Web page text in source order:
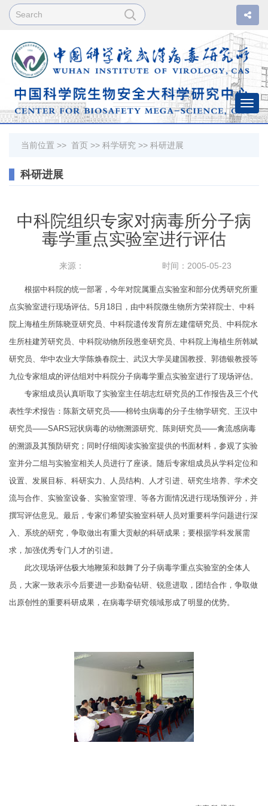
当前位置 >> 首页 >> 科学研究 >> 科研进展
科研进展
中科院组织专家对病毒所分子病
毒学重点实验室进行评估
来源： 时间：2005-05-23
根据中科院的统一部署，今年对院属重点实验室和部分优秀研究所重
点实验室进行现场评估。5月18日，由中科院微生物所方荣祥院士、中科
院上海植生所陈晓亚研究员、中科院遗传发育所左建儒研究员、中科院水
生所桂建芳研究员、中科院动物所段恩奎研究员、中科院上海植生所韩斌
研究员、华中农业大学陈焕春院士、武汉大学吴建国教授、郭德银教授等
九位专家组成的评估组对中科院分子病毒学重点实验室进行了现场评估。
专家组成员认真听取了实验室主任胡志红研究员的工作报告及三个代
表性学术报告：陈新文研究员——棉铃虫病毒的分子生物学研究、王汉中
研究员——SARS冠状病毒的动物溯源研究、陈则研究员——禽流感病毒
的溯源及其预防研究；同时仔细阅读实验室提供的书面材料，参观了实验
室并分二组与实验室相关人员进行了座谈。随后专家组成员从学科定位和
设置、发展目标、科研实力、人员结构、人才引进、研究生培养、学术交
流与合作、实验室设备、实验室管理、等各方面情况进行现场预评分，并
撰写评估意见。最后，专家们希望实验室科研人员对重要科学问题进行深
入、系统的研究，争取做出有重大贡献的科研成果；要根据学科发展需
求，加强优秀专门人才的引进。
此次现场评估极大地鞭策和鼓舞了分子病毒学重点实验室的全体人
员，大家一致表示今后要进一步勤奋钻研、锐意进取，团结合作，争取做
出原创性的重要科研成果，在病毒学研究领域形成了明显的优势。